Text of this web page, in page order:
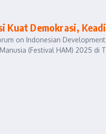
Kuat Demokrasi,
on Indonesian
(Festival HAM) 2025 di